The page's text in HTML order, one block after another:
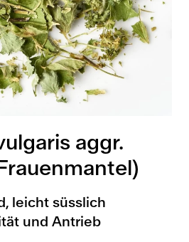
aggr.
leicht süsslich
und Antrieb